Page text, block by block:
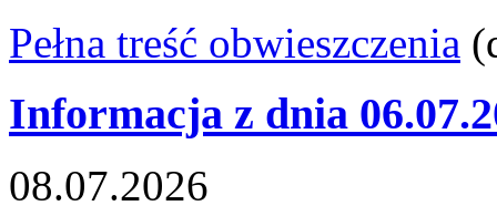
Pełna treść obwieszczenia
Informacja z dnia
08.07.2026